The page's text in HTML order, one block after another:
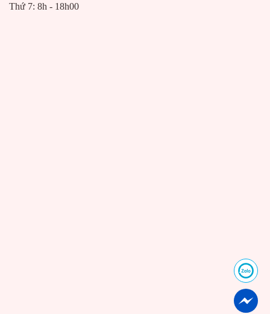
Thứ 7: 8h - 18h00